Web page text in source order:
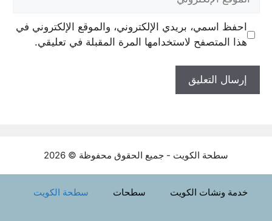
الإلكتروني
احفظ اسمي، بريدي الإلكتروني، والموقع الإلكتروني في
هذا المتصفح لاستخدامها المرة المقبلة في تعليقي.
سطحة الكويت - جميع الحقوق محفوظة © 2026
خدمة ونشات الكويت سطحات سطحة الكويت